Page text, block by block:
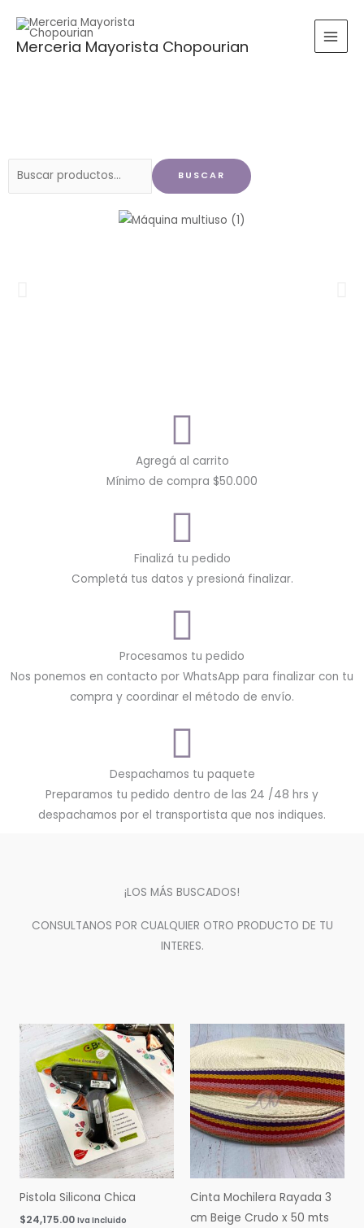
contenido
Merceria Mayorista Chopourian
Buscar
BUSCAR
Agregá al carrito
Mínimo de compra $50.000
Finalizá tu pedido
Completá tus datos y presioná finalizar.
Procesamos tu pedido
Nos ponemos en contacto por WhatsApp para finalizar con tu
compra y coordinar el método de envío.
Despachamos tu paquete
Preparamos tu pedido dentro de las 24 /48 hrs y
despachamos por el transportista que nos indiques.
¡LOS MÁS BUSCADOS!
CONSULTANOS POR CUALQUIER OTRO PRODUCTO DE TU
INTERES.
Pistola Silicona Chica
$24,175.00 Iva Incluido
Cinta Mochilera Rayada 3
cm Beige Crudo x 50 mts